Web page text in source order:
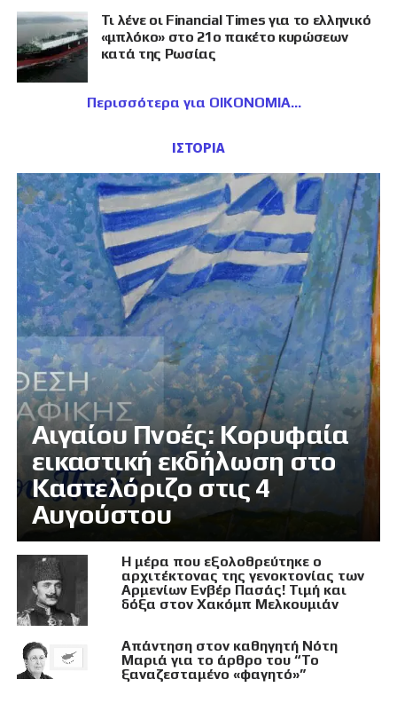
Τι λένε οι Financial Times για το ελληνικό
«μπλόκο» στο 21ο πακέτο κυρώσεων
κατά της Ρωσίας
Περισσότερα για ΟΙΚΟΝΟΜΙΑ
ΙΣΤΟΡΙΑ
Αιγαίου Πνοές: Κορυφαία
εικαστική εκδήλωση στο
Καστελόριζο στις 4
Αυγούστου
Η μέρα που εξολοθρεύτηκε ο
αρχιτέκτονας της γενοκτονίας των
Αρμενίων Ενβέρ Πασάς! Τιμή και
δόξα στον Χακόμπ Μελκουμιάν
Απάντηση στον καθηγητή Νότη
Μαριά για το άρθρο του “Το
ξαναζεσταμένο «φαγητό»”